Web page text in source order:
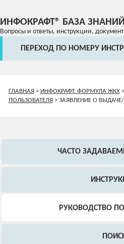
ИНФОКРАФТ® БАЗА ЗНАНИЙ
Вопросы и ответы, инструкции,
ПЕРЕХОД ПО НОМЕРУ
ГЛАВНАЯ> ИНФОКРАФТ: ФОРМУЛА ЖКХ>
ПОЛЬЗОВАТЕЛЯ> ЗАЯВЛЕНИЕ О
ЧАСТО
РУКОВОДСТВО